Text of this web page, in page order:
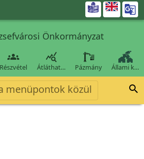

Önkormányzat

Részvétel

Átláthat… Pázmány Állami k…
menüpontok közül 